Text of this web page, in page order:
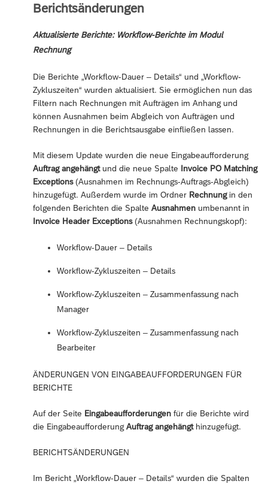
Berichtsänderungen
Aktualisierte Berichte: Workflow-Berichte im Modul
Rechnung
Die Berichte „Workflow-Dauer – Details“ und „Workflow-
Zykluszeiten“ wurden aktualisiert. Sie ermöglichen nun das
Filtern nach Rechnungen mit Aufträgen im Anhang und
können Ausnahmen beim Abgleich von Aufträgen und
Rechnungen in die Berichtsausgabe einfließen lassen.
Mit diesem Update wurden die neue Eingabeaufforderung
Auftrag angehängtund die neue Spalte Invoice PO Matching
Exceptions(Ausnahmen im Rechnungs-Auftrags-Abgleich)
hinzugefügt. Außerdem wurde im Ordner Rechnungin den
folgenden Berichten die Spalte Ausnahmen umbenannt in
Invoice Header Exceptions(Ausnahmen Rechnungskopf):
Workflow-Dauer – Details
Workflow-Zykluszeiten – Details
Workflow-Zykluszeiten – Zusammenfassung nach
Manager
Workflow-Zykluszeiten – Zusammenfassung nach
Bearbeiter
ÄNDERUNGEN VON EINGABEAUFFORDERUNGEN FÜR
BERICHTE
Auf der Seite Eingabeaufforderungen für die Berichte wird
die EingabeaufforderungAuftrag angehängthinzugefügt.
BERICHTSÄNDERUNGEN
Im Bericht „Workflow-Dauer – Details“ wurden die Spalten